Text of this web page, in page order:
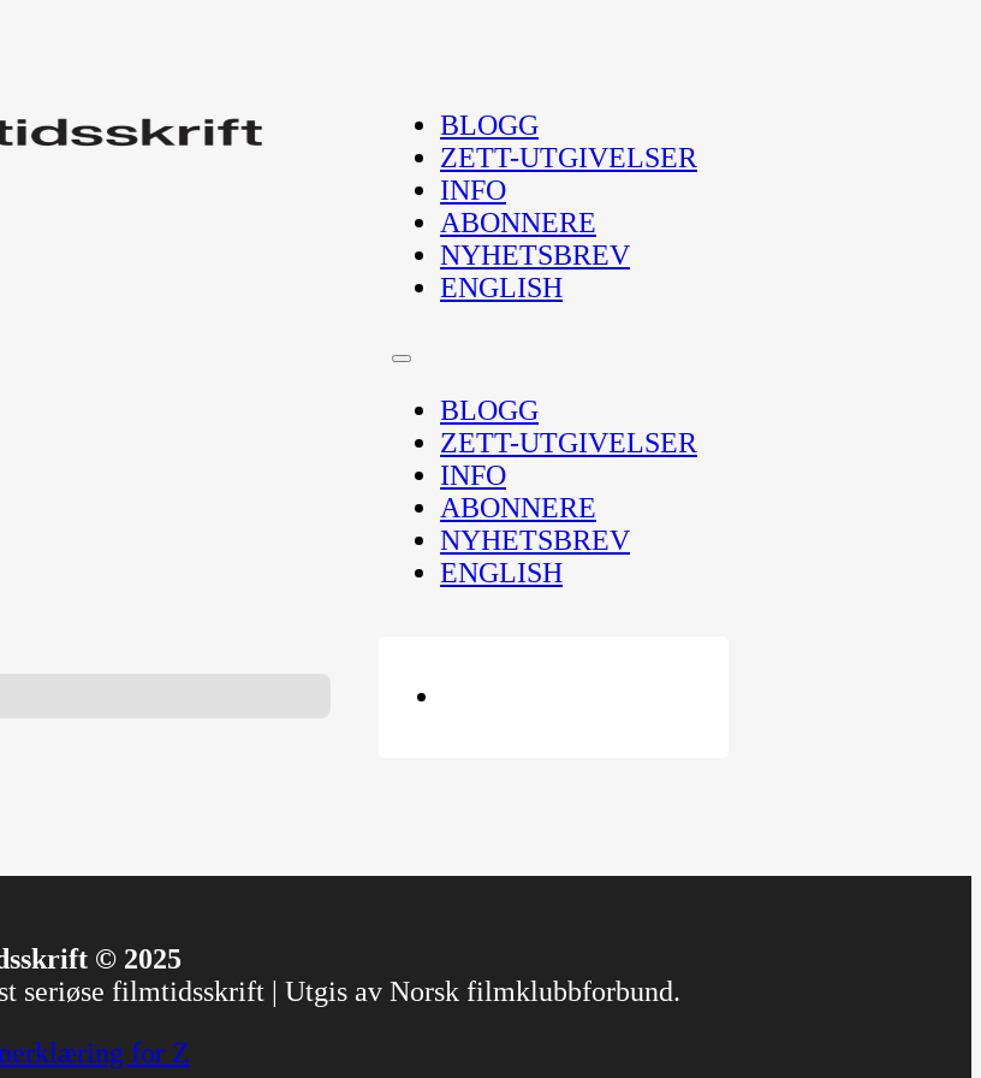
BLOGG
ZETT-UTGIVELSER
INFO
ABONNERE
NYHETSBREV
ENGLISH
BLOGG
ZETT-UTGIVELSER
INFO
ABONNERE
NYHETSBREV
ENGLISH
© 2025
seriøse filmtidsskrift | Utgis av Norsk filmklubbforbund.
for Z